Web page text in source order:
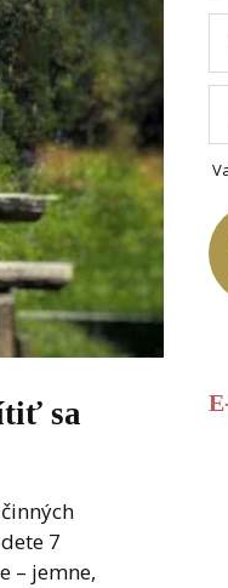
sa
7
– jemne,